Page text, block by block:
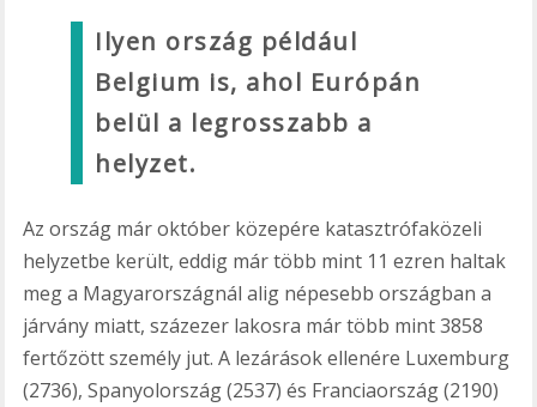
Ilyen ország például
Belgium is, ahol Európán
belül a legrosszabb a
helyzet.
Az ország már október közepére katasztrófaközeli
helyzetbe került, eddig már több mint 11 ezren haltak
meg a Magyarországnál alig népesebb országban a
járvány miatt, százezer lakosra már több mint 3858
fertőzött személy jut. A lezárások ellenére Luxemburg
(2736), Spanyolország (2537) és Franciaország (2190)